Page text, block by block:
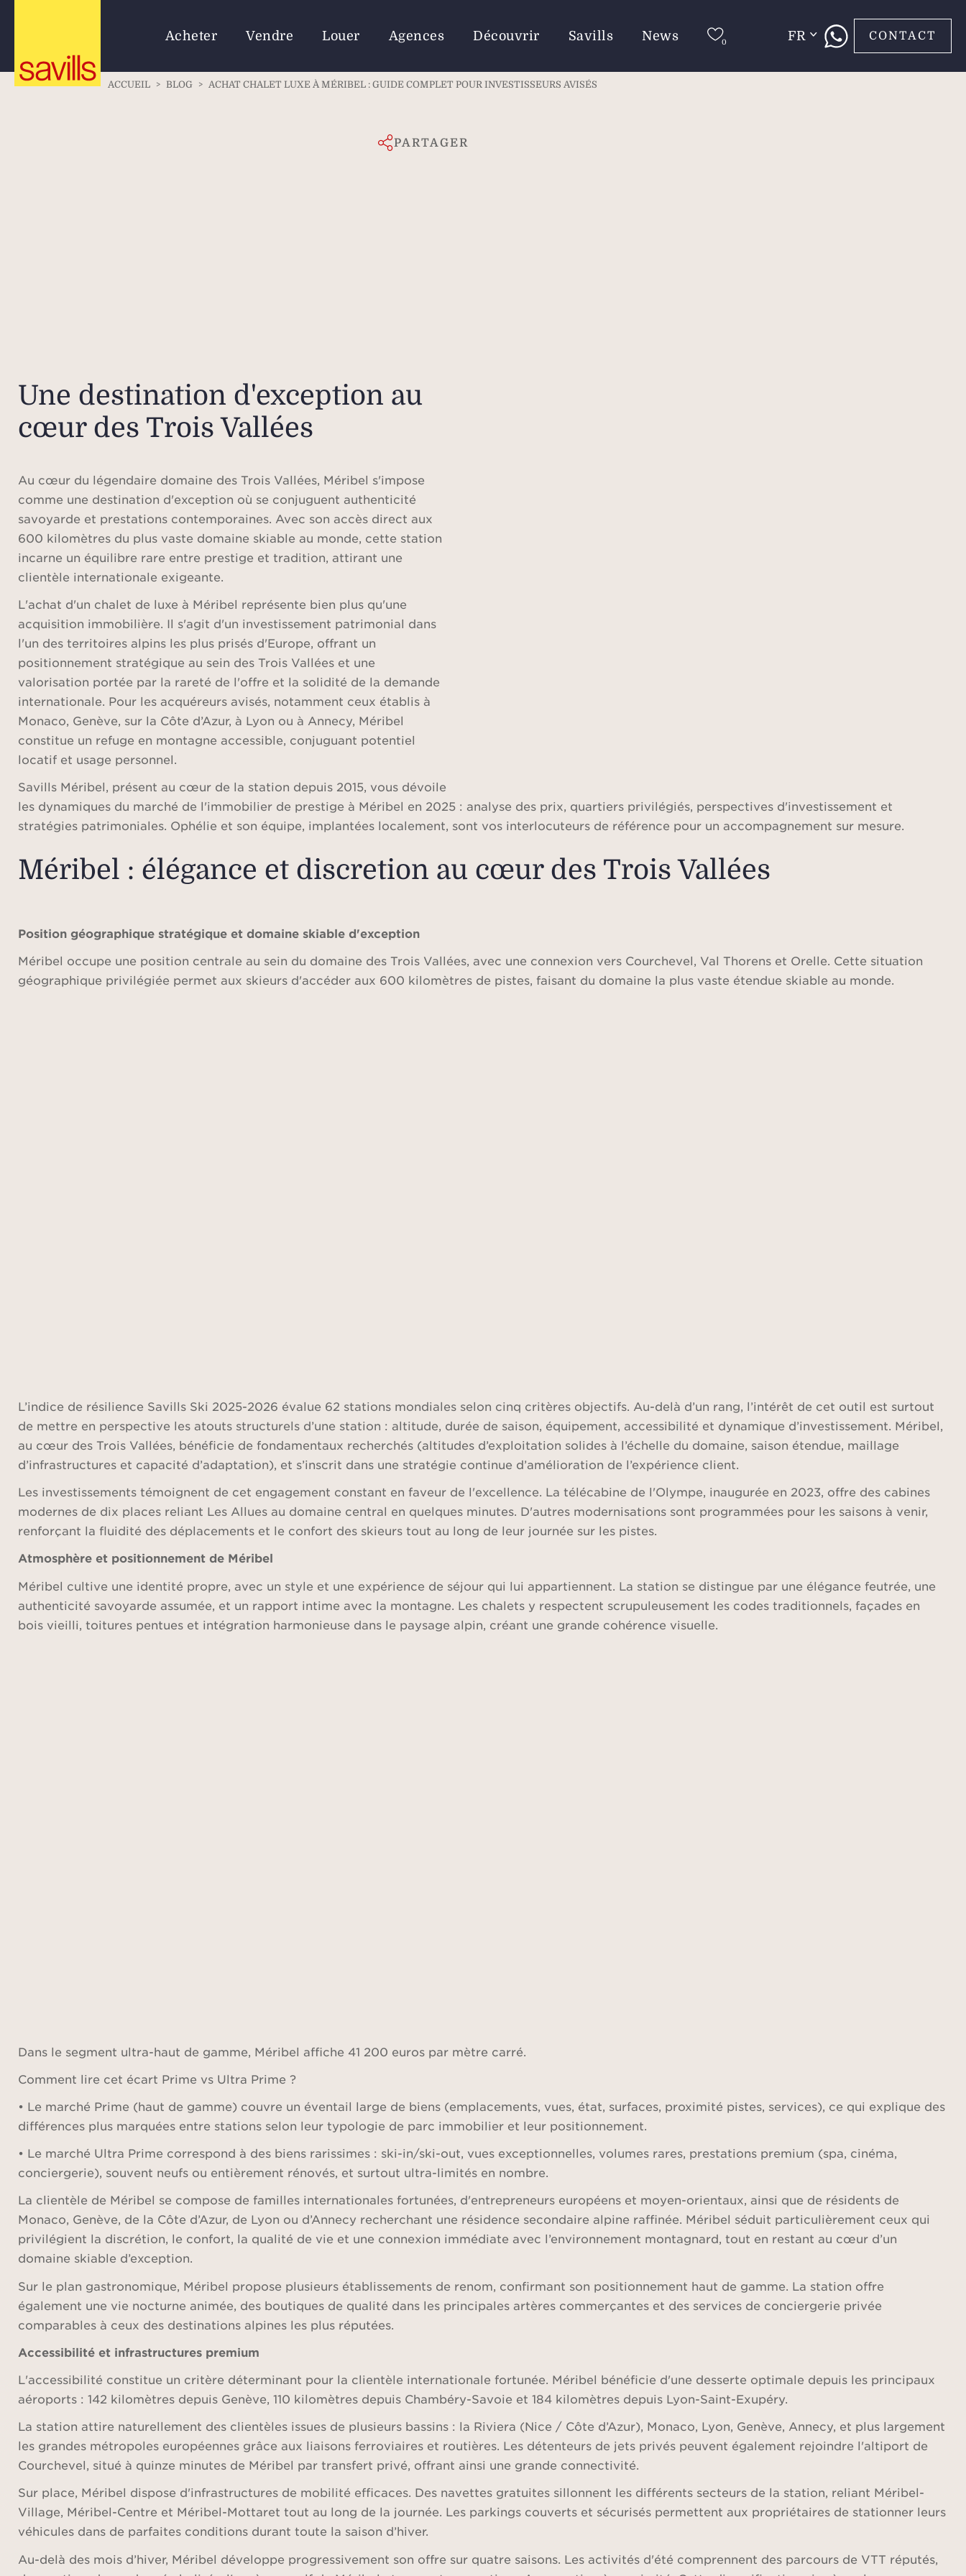
Acheter Vendre Louer Agences Découvrir Savills News FR CONTACT
ACCUEIL > BLOG > ACHAT CHALET LUXE À MÉRIBEL : GUIDE COMPLET POUR INVESTISSEURS AVISÉS
PARTAGER
Une destination d'exception au
cœur des Trois Vallées
Au cœur du légendaire domaine des Trois Vallées, Méribel s'impose
comme une destination d'exception où se conjuguent authenticité
savoyarde et prestations contemporaines. Avec son accès direct aux
600 kilomètres du plus vaste domaine skiable au monde, cette station
incarne un équilibre rare entre prestige et tradition, attirant une
clientèle internationale exigeante.
L'achat d'un chalet de luxe à Méribel représente bien plus qu'une
acquisition immobilière. Il s'agit d'un investissement patrimonial dans
l'un des territoires alpins les plus prisés d'Europe, offrant un
positionnement stratégique au sein des Trois Vallées et une
valorisation portée par la rareté de l'offre et la solidité de la demande
internationale. Pour les acquéreurs avisés, notamment ceux établis à
Monaco, Genève, sur la Côte d’Azur, à Lyon ou à Annecy, Méribel
constitue un refuge en montagne accessible, conjuguant potentiel
locatif et usage personnel.
Savills Méribel, présent au cœur de la station depuis 2015, vous dévoile
les dynamiques du marché de l'immobilier de prestige à Méribel en 2025 : analyse des prix, quartiers privilégiés, perspectives d'investissement et
stratégies patrimoniales. Ophélie et son équipe, implantées localement, sont vos interlocuteurs de référence pour un accompagnement sur mesure.
Méribel : élégance et discretion au cœur des Trois Vallées
Position géographique stratégique et domaine skiable d'exception
Méribel occupe une position centrale au sein du domaine des Trois Vallées, avec une connexion vers Courchevel, Val Thorens et Orelle. Cette situation
géographique privilégiée permet aux skieurs d'accéder aux 600 kilomètres de pistes, faisant du domaine la plus vaste étendue skiable au monde.
L’indice de résilience Savills Ski 2025-2026 évalue 62 stations mondiales selon cinq critères objectifs. Au-delà d’un rang, l’intérêt de cet outil est surtout
de mettre en perspective les atouts structurels d’une station : altitude, durée de saison, équipement, accessibilité et dynamique d’investissement. Méribel,
au cœur des Trois Vallées, bénéficie de fondamentaux recherchés (altitudes d’exploitation solides à l’échelle du domaine, saison étendue, maillage
d’infrastructures et capacité d’adaptation), et s’inscrit dans une stratégie continue d’amélioration de l’expérience client.
Les investissements témoignent de cet engagement constant en faveur de l'excellence. La télécabine de l'Olympe, inaugurée en 2023, offre des cabines
modernes de dix places reliant Les Allues au domaine central en quelques minutes. D'autres modernisations sont programmées pour les saisons à venir,
renforçant la fluidité des déplacements et le confort des skieurs tout au long de leur journée sur les pistes.
Atmosphère et positionnement de Méribel
Méribel cultive une identité propre, avec un style et une expérience de séjour qui lui appartiennent. La station se distingue par une élégance feutrée, une
authenticité savoyarde assumée, et un rapport intime avec la montagne. Les chalets y respectent scrupuleusement les codes traditionnels, façades en
bois vieilli, toitures pentues et intégration harmonieuse dans le paysage alpin, créant une grande cohérence visuelle.
Dans le segment ultra-haut de gamme, Méribel affiche 41 200 euros par mètre carré.
Comment lire cet écart Prime vs Ultra Prime ?
• Le marché Prime (haut de gamme) couvre un éventail large de biens (emplacements, vues, état, surfaces, proximité pistes, services), ce qui explique des
différences plus marquées entre stations selon leur typologie de parc immobilier et leur positionnement.
• Le marché Ultra Prime correspond à des biens rarissimes : ski-in/ski-out, vues exceptionnelles, volumes rares, prestations premium (spa, cinéma,
conciergerie), souvent neufs ou entièrement rénovés, et surtout ultra-limités en nombre.
La clientèle de Méribel se compose de familles internationales fortunées, d'entrepreneurs européens et moyen-orientaux, ainsi que de résidents de
Monaco, Genève, de la Côte d’Azur, de Lyon ou d’Annecy recherchant une résidence secondaire alpine raffinée. Méribel séduit particulièrement ceux qui
privilégient la discrétion, le confort, la qualité de vie et une connexion immédiate avec l’environnement montagnard, tout en restant au cœur d’un
domaine skiable d’exception.
Sur le plan gastronomique, Méribel propose plusieurs établissements de renom, confirmant son positionnement haut de gamme. La station offre
également une vie nocturne animée, des boutiques de qualité dans les principales artères commerçantes et des services de conciergerie privée
comparables à ceux des destinations alpines les plus réputées.
Accessibilité et infrastructures premium
L'accessibilité constitue un critère déterminant pour la clientèle internationale fortunée. Méribel bénéficie d'une desserte optimale depuis les principaux
aéroports : 142 kilomètres depuis Genève, 110 kilomètres depuis Chambéry-Savoie et 184 kilomètres depuis Lyon-Saint-Exupéry.
La station attire naturellement des clientèles issues de plusieurs bassins : la Riviera (Nice / Côte d’Azur), Monaco, Lyon, Genève, Annecy, et plus largement
les grandes métropoles européennes grâce aux liaisons ferroviaires et routières. Les détenteurs de jets privés peuvent également rejoindre l'altiport de
Courchevel, situé à quinze minutes de Méribel par transfert privé, offrant ainsi une grande connectivité.
Sur place, Méribel dispose d'infrastructures de mobilité efficaces. Des navettes gratuites sillonnent les différents secteurs de la station, reliant Méribel-
Village, Méribel-Centre et Méribel-Mottaret tout au long de la journée. Les parkings couverts et sécurisés permettent aux propriétaires de stationner leurs
véhicules dans de parfaites conditions durant toute la saison d’hiver.
Au-delà des mois d’hiver, Méribel développe progressivement son offre sur quatre saisons. Les activités d'été comprennent des parcours de VTT réputés,